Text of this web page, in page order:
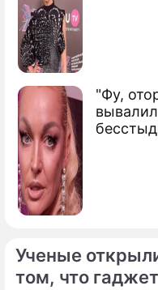
"Фу,
Ученые
том, что